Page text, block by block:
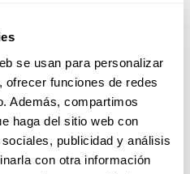
se usan para personalizar
funciones de redes
Además, compartimos
haga del sitio web con
publicidad y análisis
con otra información
junio de 2014
vs Uruguay